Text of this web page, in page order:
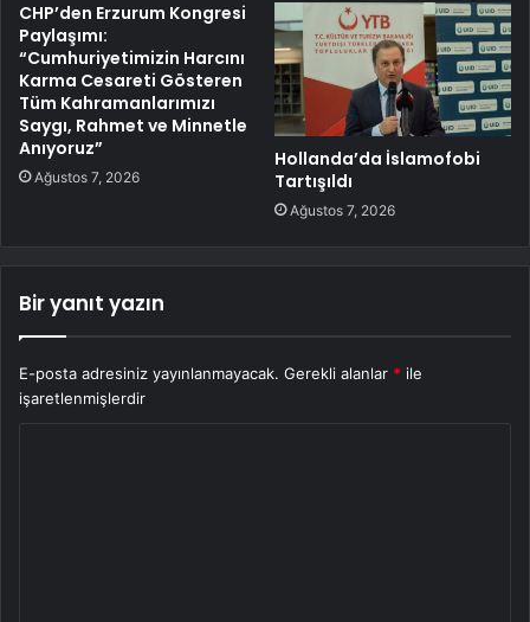
CHP’den Erzurum Kongresi
Paylaşımı:
“Cumhuriyetimizin Harcını
Karma Cesareti Gösteren
Tüm Kahramanlarımızı
Saygı, Rahmet ve Minnetle
Anıyoruz”
Ağustos 7, 2026
Hollanda’da İslamofobi
Tartışıldı
Ağustos 7, 2026
Bir yanıt yazın
E-posta adresiniz yayınlanmayacak. Gerekli alanlar * ile
işaretlenmişlerdir